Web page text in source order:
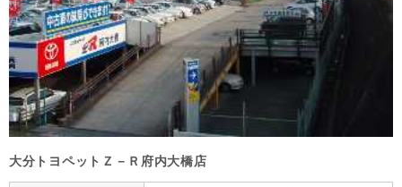
大分トヨペットＺ－Ｒ府内大橋店